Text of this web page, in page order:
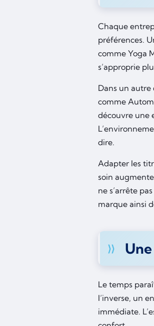
Chaque
préférences.
comme Yoga
s’approprie
Dans un
comme
découvre une
dire.
Adapter les
soin
ne s’arrête
marque ainsi
Le temps
l’inverse, un
immédiate.